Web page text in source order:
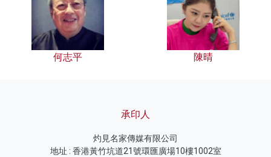
何志平 陳晴
承印人
灼見名家傳媒有限公司
地址 : 香港黃竹坑道21號環匯廣場10樓1002室